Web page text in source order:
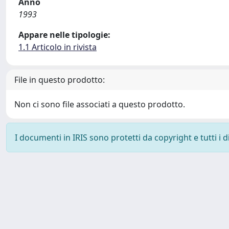
1993
Appare nelle tipologie:
1.1 Articolo in rivista
File in questo prodotto:
Non ci sono file associati a questo prodotto.
I documenti in IRIS sono protetti da copyright e tutti i